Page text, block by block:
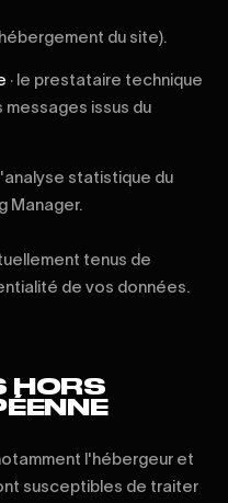
du site).
· le prestataire technique
messages issus du
statistique du
Manager.
tenus de
de vos données.
HORS
l'hébergeur et
susceptibles de traiter